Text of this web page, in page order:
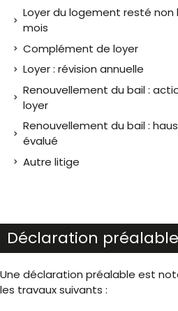
Loyer du logement resté non
mois
Complément de loyer
Loyer : révision annuelle
Renouvellement du bail :
loyer
Renouvellement du bail :
évalué
Autre litige
Déclaration préalable
Une déclaration préalable est
les travaux suivants :